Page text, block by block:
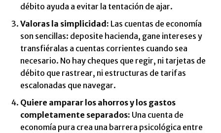
débito ayuda a evitar la tentación de ajar.
Valoras la simplicidad: Las cuentas de economía
son sencillas: deposite hacienda, gane intereses y
transfiéralas a cuentas corrientes cuando sea
necesario. No hay cheques que regir, ni tarjetas de
débito que rastrear, ni estructuras de tarifas
escalonadas que navegar.
Quiere amparar los ahorros y los gastos
completamente separados: Una cuenta de
economía pura crea una barrera psicológica entre